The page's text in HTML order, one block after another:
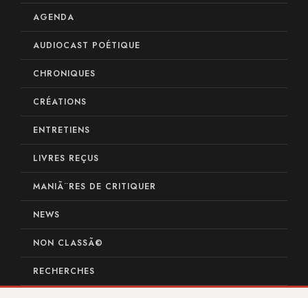
AGENDA
AUDIOCAST POÉTIQUE
CHRONIQUES
CRÉATIONS
ENTRETIENS
LIVRES REÇUS
MANIÃ¨RES DE CRITIQUER
NEWS
NON CLASSÃ©
RECHERCHES